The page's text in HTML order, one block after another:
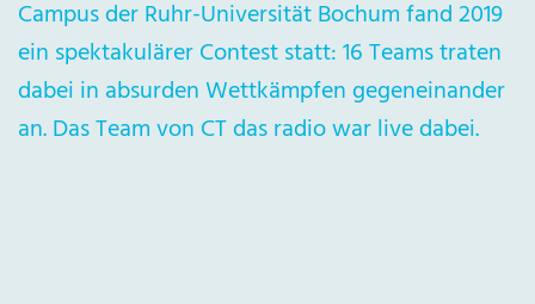
Campus der Ruhr-Universität Bochum fand 2019
ein spektakulärer Contest statt: 16 Teams traten
dabei in absurden Wettkämpfen gegeneinander
an. Das Team von CT das radio war live dabei.